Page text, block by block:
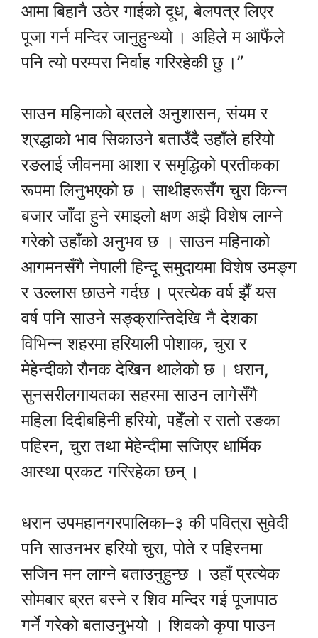
आमा बिहानै उठेर गाईको दूध, बेलपत्र लिएर
पूजा गर्न मन्दिर जानुहुन्थ्यो । अहिले म आफैंले
पनि त्यो परम्परा निर्वाह गरिरहेकी छु ।”
साउन महिनाको ब्रतले अनुशासन, संयम र
श्रद्धाको भाव सिकाउने बताउँदै उहाँले हरियो
रङलाई जीवनमा आशा र समृद्धिको प्रतीकका
रूपमा लिनुभएको छ । साथीहरूसँग चुरा किन्न
बजार जाँदा हुने रमाइलो क्षण अझै विशेष लाग्ने
गरेको उहाँको अनुभव छ । साउन महिनाको
आगमनसँगै नेपाली हिन्दू समुदायमा विशेष उमङ्ग
र उल्लास छाउने गर्दछ । प्रत्येक वर्ष झैँ यस
वर्ष पनि साउने सङ्क्रान्तिदेखि नै देशका
विभिन्न शहरमा हरियाली पोशाक, चुरा र
मेहेन्दीको रौनक देखिन थालेको छ । धरान,
सुनसरीलगायतका सहरमा साउन लागेसँगै
महिला दिदीबहिनी हरियो, पहेँलो र रातो रङका
पहिरन, चुरा तथा मेहेन्दीमा सजिएर धार्मिक
आस्था प्रकट गरिरहेका छन् ।
धरान उपमहानगरपालिका–३ की पवित्रा सुवेदी
पनि साउनभर हरियो चुरा, पोते र पहिरनमा
सजिन मन लाग्ने बताउनुहुन्छ । उहाँ प्रत्येक
सोमबार ब्रत बस्ने र शिव मन्दिर गई पूजापाठ
गर्ने गरेको बताउनुभयो । शिवको कृपा पाउन